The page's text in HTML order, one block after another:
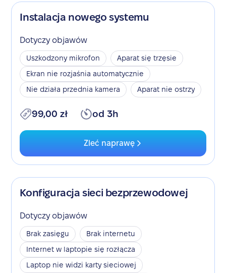
Instalacja nowego systemu
Dotyczy objawów
Uszkodzony mikrofon
Aparat się trzęsie
Ekran nie rozjaśnia automatycznie
Nie działa przednia kamera
Aparat nie ostrzy
99,00 zł od 3h
Zleć naprawę
Konfiguracja sieci bezprzewodowej
Dotyczy objawów
Brak zasięgu
Brak internetu
Internet w laptopie się rozłącza
Laptop nie widzi karty sieciowej